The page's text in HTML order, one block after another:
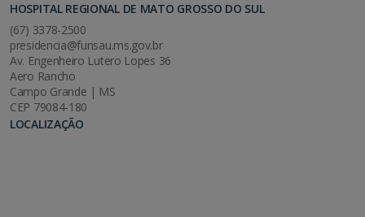
HOSPITAL REGIONAL DE MATO GROSSO DO SUL
(67) 3378-2500
presidencia@funsau.ms.gov.br
Av. Engenheiro Lutero Lopes 36
Aero Rancho
Campo Grande | MS
CEP 79084-180
LOCALIZAÇÃO